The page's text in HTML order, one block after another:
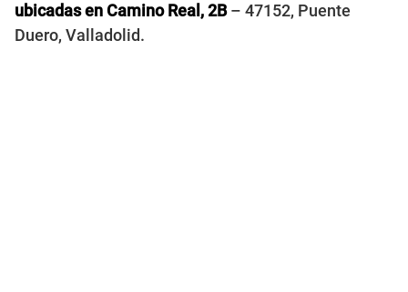
ubicadas en Camino Real, 2B– 47152, Puente
Duero, Valladolid.